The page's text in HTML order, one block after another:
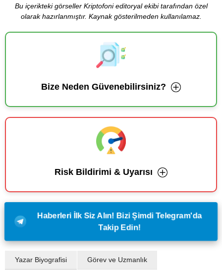
Bu içerikteki görseller Kriptofoni editoryal ekibi tarafından özel
olarak hazırlanmıştır. Kaynak gösterilmeden kullanılamaz.
Bize Neden Güvenebilirsiniz?
Risk Bildirimi & Uyarısı
Haberleri İlk Siz Alın! Bizi Şimdi Telegram'da
Takip Edin!
Yazar Biyografisi Görev ve Uzmanlık